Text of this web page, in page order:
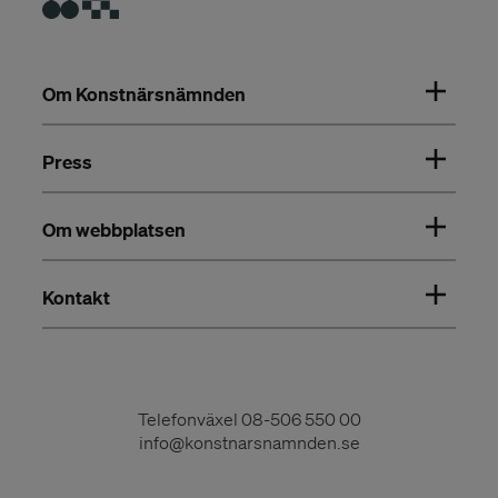
Om Konstnärsnämnden
Press
Om webbplatsen
Kontakt
Telefonväxel 08-506 550 00
info@konstnarsnamnden.se